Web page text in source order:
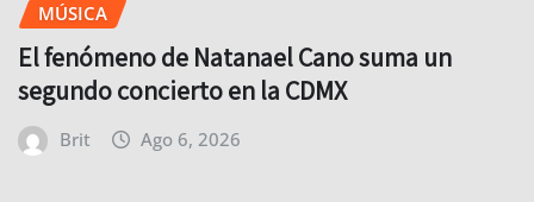
MÚSICA
El fenómeno de Natanael Cano suma un
segundo concierto en la CDMX
Brit Ago 6, 2026